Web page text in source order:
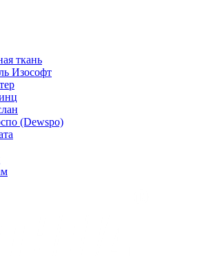
ткань
Изософт
(Dewspo)